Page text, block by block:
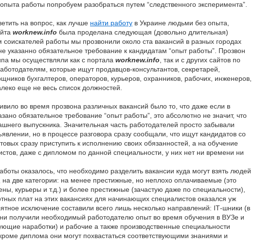
работы попробуем разобраться путем “следственного эксперимента”.
на вопрос, как лучше найти работу в Украине людьми без опыта,
worknew.info была проделана следующая (довольно длительная)
работы мы прозвонили около ста вакансий в разных городах
указанно обязательное требование к кандидатам “опыт работы”. Прозвон
мы осуществляли как с портала worknew.info , так и с других сайтов по
которые ищут продавцов-консультантов, секретарей,
бухгалтеров, операторов, курьеров, охранников, рабочих, инженеров,
еще не весь список должностей.
во время прозвона различных вакансий было то, что даже если в
обязательное требование “опыт работы”, это абсолютно не значит, что
выпускника. Значительная часть работодателей просто забывали
но в процессе разговора сразу сообщали, что ищут кандидатов со
сразу приступить к исполнению своих обязанностей, а на обучение
даже с дипломом по данной специальности, у них нет ни времени ни
оказалось, что необходимо разделить вакансии куда могут взять людей
две категории: на менее престижные, но неплохо оплачиваемые (это
курьеры и т.д.) и более престижные (зачастую даже по специальности),
плат на этих вакансиях для начинающих специалистов оказался уж
исключение составили всего лишь несколько направлений: IТ-шники (в
получили необходимый работодателю опыт во время обучения в ВУЗе и
наработки) и рабочие а также производственные специальности
диплома они могут похвастаться соответствующими знаниями и